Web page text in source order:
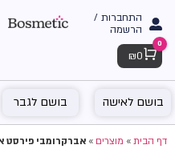
התחברות /
הרשמה
Cart
0
₪ 0
בושם לאישה בושם לגבר
דף הבית»מוצרים»אברקרומבי פירסט